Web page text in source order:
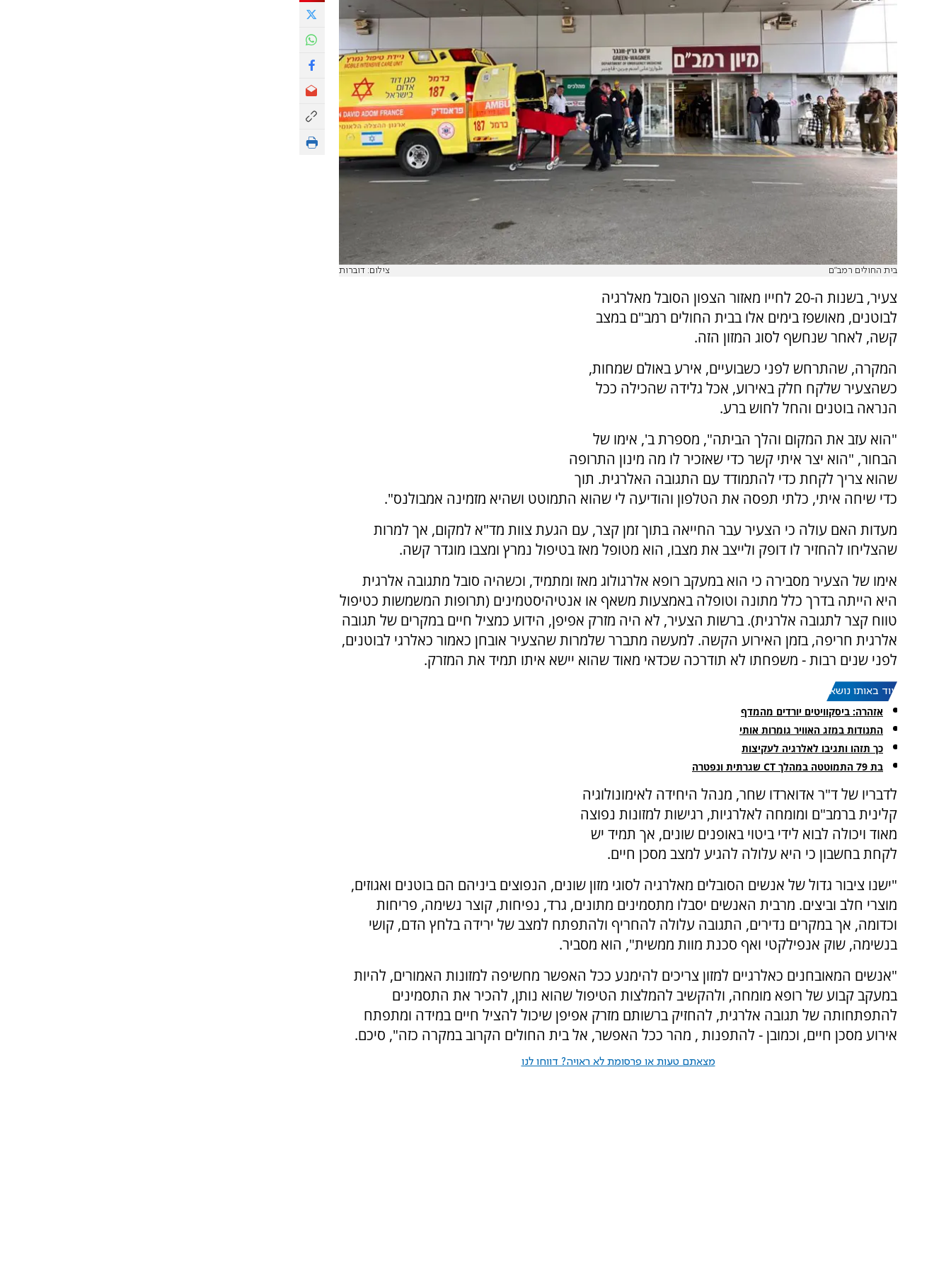
בית החולים רמב"ם צילום: דוברות
צעיר, בשנות ה-20 לחייו מאזור הצפון הסובל מאלרגיה
לבוטנים, מאושפז בימים אלו בבית החולים רמב"ם במצב
קשה, לאחר שנחשף לסוג המזון הזה.
המקרה, שהתרחש לפני כשבועיים, אירע באולם שמחות,
כשהצעיר שלקח חלק באירוע, אכל גלידה שהכילה ככל
הנראה בוטנים והחל לחוש ברע.
"הוא עזב את המקום והלך הביתה", מספרת ב', אימו של
הבחור, "הוא יצר איתי קשר כדי שאזכיר לו מה מינון התרופה
שהוא צריך לקחת כדי להתמודד עם התגובה האלרגית. תוך
כדי שיחה איתי, כלתי תפסה את הטלפון והודיעה לי שהוא התמוטט ושהיא מזמינה אמבולנס".
מעדות האם עולה כי הצעיר עבר החייאה בתוך זמן קצר, עם הגעת צוות מד"א למקום, אך למרות
שהצליחו להחזיר לו דופק ולייצב את מצבו, הוא מטופל מאז בטיפול נמרץ ומצבו מוגדר קשה.
אימו של הצעיר מסבירה כי הוא במעקב רופא אלרגולוג מאז ומתמיד, וכשהיה סובל מתגובה אלרגית
היא הייתה בדרך כלל מתונה וטופלה באמצעות משאף או אנטיהיסטמינים (תרופות המשמשות כטיפול
טווח קצר לתגובה אלרגית). ברשות הצעיר, לא היה מזרק אפיפן, הידוע כמציל חיים במקרים של תגובה
אלרגית חריפה, בזמן האירוע הקשה. למעשה מתברר שלמרות שהצעיר אובחן כאמור כאלרגי לבוטנים,
לפני שנים רבות - משפחתו לא תודרכה שכדאי מאוד שהוא יישא איתו תמיד את המזרק.
עוד באותו נושא:
אזהרה: ביסקוויטים יורדים מהמדף
התנודות במזג האוויר גומרות אותי
כך תזהו ותגיבו לאלרגיה לעקיצות
בת 79 התמוטטה במהלך CT שגרתית ונפטרה
לדבריו של ד"ר אדוארדו שחר, מנהל היחידה לאימונולוגיה
קלינית ברמב"ם ומומחה לאלרגיות, רגישות למזונות נפוצה
מאוד ויכולה לבוא לידי ביטוי באופנים שונים, אך תמיד יש
לקחת בחשבון כי היא עלולה להגיע למצב מסכן חיים.
"ישנו ציבור גדול של אנשים הסובלים מאלרגיה לסוגי מזון שונים, הנפוצים ביניהם הם בוטנים ואגוזים,
מוצרי חלב וביצים. מרבית האנשים יסבלו מתסמינים מתונים, גרד, נפיחות, קוצר נשימה, פריחות
וכדומה, אך במקרים נדירים, התגובה עלולה להחריף ולהתפתח למצב של ירידה בלחץ הדם, קושי
בנשימה, שוק אנפילקטי ואף סכנת מוות ממשית", הוא מסביר.
"אנשים המאובחנים כאלרגיים למזון צריכים להימנע ככל האפשר מחשיפה למזונות האמורים, להיות
במעקב קבוע של רופא מומחה, ולהקשיב להמלצות הטיפול שהוא נותן, להכיר את התסמינים
להתפתחותה של תגובה אלרגית, להחזיק ברשותם מזרק אפיפן שיכול להציל חיים במידה ומתפתח
אירוע מסכן חיים, וכמובן - להתפנות , מהר ככל האפשר, אל בית החולים הקרוב במקרה כזה", סיכם.
מצאתם טעות או פרסומת לא ראויה? דווחו לנו